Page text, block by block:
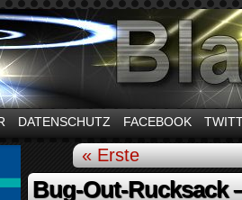
Infos zum Thema Stromausfall
DATENSCHUTZ FACEBOOK
« Erste
Bug-Out-Rucksack